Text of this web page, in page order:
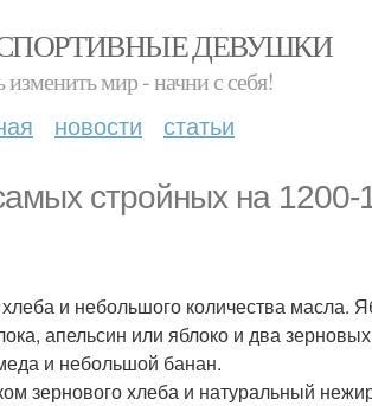
| СПОРТИВНЫЕ ДЕВУШКИ
изменить мир - начни с себя!
новости статьи
стройных на 1200-
и небольшого количества масла.
апельсин или яблоко и два
и небольшой банан.
зернового хлеба и натуральный